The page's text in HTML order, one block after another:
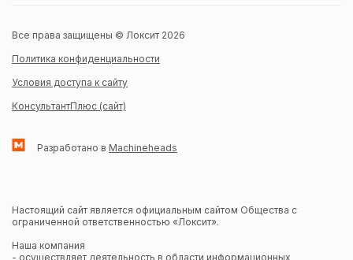
Все права защищены © Локсит 2026
Политика конфиденциальности
Условия доступа к сайту
КонсультантПлюс (сайт)
Разработано в Machineheads
Настоящий сайт является официальным сайтом Общества с
ограниченной ответственностью «Локсит».
Наша компания
- осуществляет деятельность в области информационных